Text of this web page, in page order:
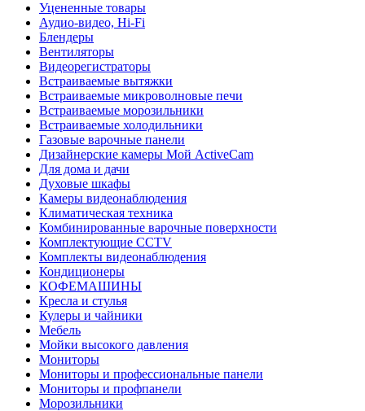
Уцененные товары
Аудио-видео, Hi-Fi
Блендеры
Вентиляторы
Видеорегистраторы
Встраиваемые вытяжки
Встраиваемые микроволновые печи
Встраиваемые морозильники
Встраиваемые холодильники
Газовые варочные панели
Дизайнерские камеры Мой ActiveCam
Для дома и дачи
Духовые шкафы
Камеры видеонаблюдения
Климатическая техника
Комбинированные варочные поверхности
Комплектующие CCTV
Комплекты видеонаблюдения
Кондиционеры
КОФЕМАШИНЫ
Кресла и стулья
Кулеры и чайники
Мебель
Мойки высокого давления
Мониторы
Мониторы и профессиональные панели
Мониторы и профпанели
Морозильники